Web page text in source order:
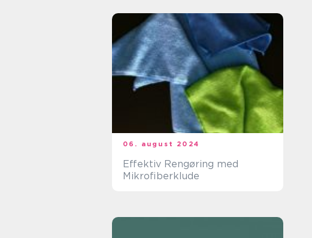
06. august 2024
Effektiv Rengøring med
Mikrofiberklude